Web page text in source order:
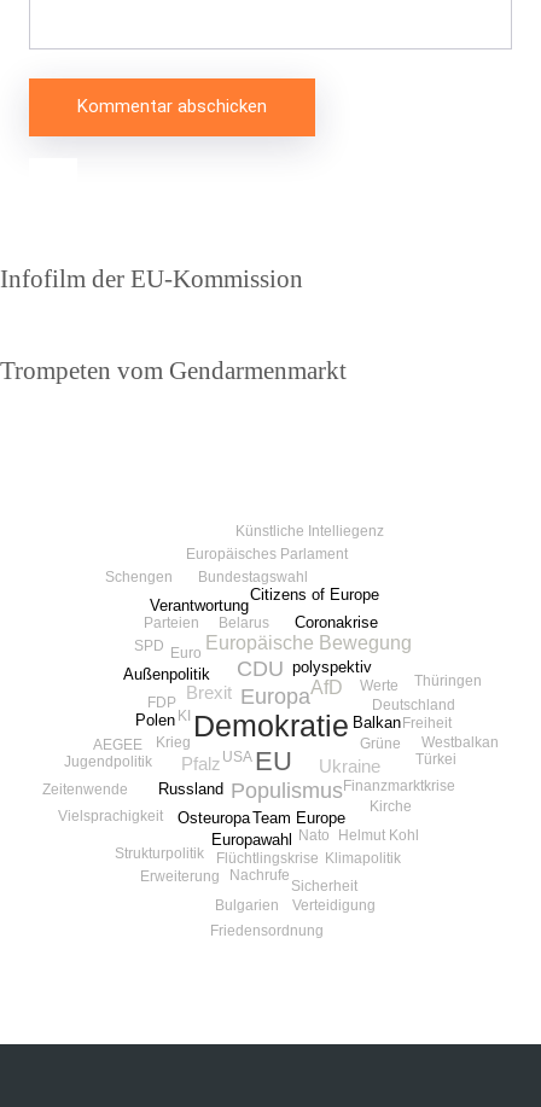
Vorheriger
Infofilm der EU-Kommission
Nächster
Trompeten vom Gendarmenmarkt
Demokratie
EU
Europa
CDU
Populismus
AfD
Europäische Bewegung
Ukraine
Brexit
Pfalz
Osteuropa
polyspektiv
Europawahl
Team Europe
Russland
Balkan
Coronakrise
Außenpolitik
Citizens of Europe
Polen
Verantwortung
FDP
Finanzmarktkrise
Flüchtlingskrise
Bundestagswahl
Werte
Euro
Krieg
Parteien
USA
Klimapolitik
Nachrufe
SPD
Deutschland
Europäisches Parlament
Grüne
Helmut Kohl
Jugendpolitik
Kirche
Sicherheit
Strukturpolitik
Türkei
Vielsprachigkeit
AEGEE
Belarus
Bulgarien
Erweiterung
Freiheit
Friedensordnung
KI
Künstliche Intelliegenz
Nato
Schengen
Thüringen
Verteidigung
Westbalkan
Zeitenwende